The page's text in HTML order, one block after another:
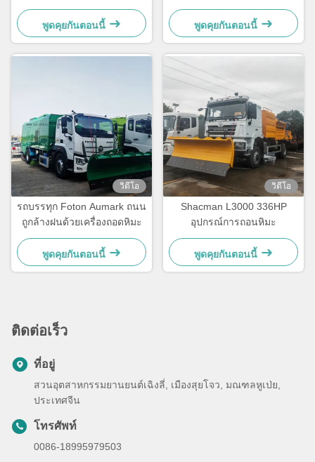
Dongfeng
พูดคุยกันตอนนี้
พูดคุยกันตอนนี้
วิดีโอ
รถบรรทุก Foton Aumark ถนน
ถูกล้างฝนด้วยเครื่องถอดหิมะ
พูดคุยกันตอนนี้
วิดีโอ
Shacman L3000 336HP
อุปกรณ์การถอนหิมะ
พูดคุยกันตอนนี้
ติดต่อเร็ว
ที่อยู่
สวนอุตสาหกรรมยานยนต์เฉิงลี่, เมืองสุยโจว, มณฑลหูเป่ย,
ประเทศจีน
โทรศัพท์
0086-18995979503